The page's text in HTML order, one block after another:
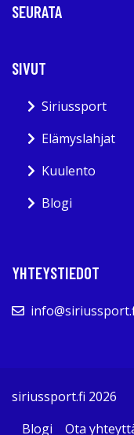
SEURATA
SIVUT
Siriussport
Elämyslahjat
Kuulento
Blogi
YHTEYSTIEDOT
siriussport.fi 2026
Blogi
Ota